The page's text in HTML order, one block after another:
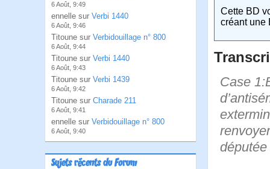
6 Août, 9:49
ennelle sur Verbi 1440
6 Août, 9:46
Titoune sur Verbidouillage n° 800
6 Août, 9:44
Titoune sur Verbi 1440
6 Août, 9:43
Titoune sur Verbi 1439
6 Août, 9:42
Titoune sur Charade 211
6 Août, 9:41
ennelle sur Verbidouillage n° 800
6 Août, 9:40
Sujets récents du Forum
Cette BD
créant une
Case